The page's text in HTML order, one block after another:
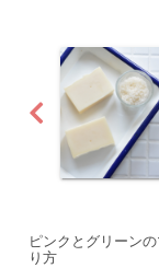
ピンクとグリーン
り方